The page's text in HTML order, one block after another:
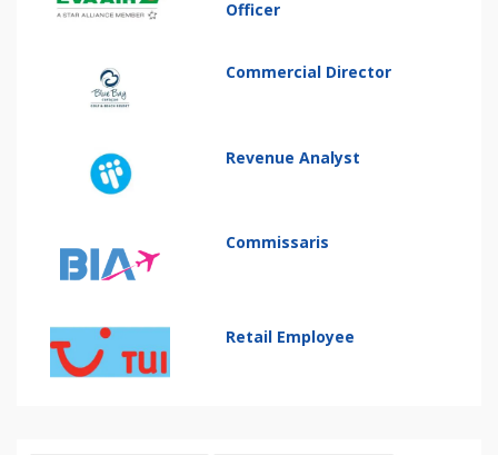
Officer
Commercial Director
Revenue Analyst
Commissaris
Retail Employee